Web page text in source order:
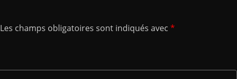
Les champs obligatoires sont indiqués avec *